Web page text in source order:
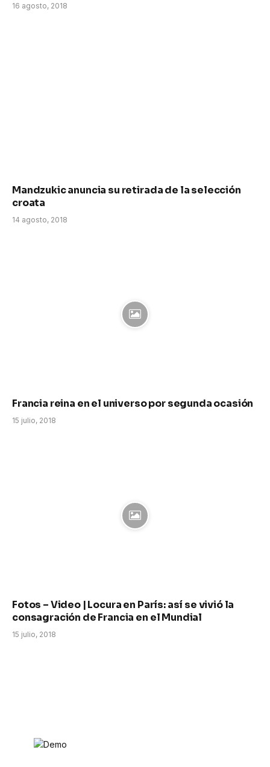
16 agosto, 2018
Mandzukic anuncia su retirada de la selección
croata
14 agosto, 2018
Francia reina en el universo por segunda ocasión
15 julio, 2018
Fotos – Video | Locura en París: así se vivió la
consagración de Francia en el Mundial
15 julio, 2018